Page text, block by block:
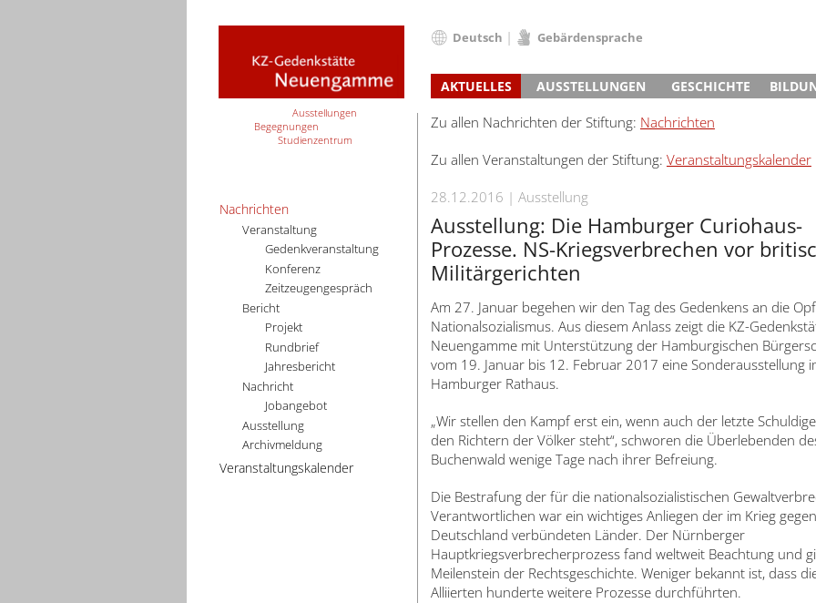
AKTUELLES
AUSSTELLUNGEN
Klinkerwerk
ehem. Walther-Werke
Gefängnismauer
Haus des Gedenkens
Sonderausstellungen
GESCHICHTE
Die
Lager-
Gedenkstätte
KZ-Außenlager
Gedenkstätten in
Längere Projekte
Vor- und
Digitale Angebote
Kooperationen
Führungen
Deutsch
English
Français
Español
Italiano
Nederlands
Português
Türkçe
Yкраїнський
Русский
עברית
العربية
日本語
Gebärdensprache
Zu allen Nachrichten der Stiftung: Nachrichten
Zu allen Veranstaltungen der Stiftung: Veranstaltungskalender
28.12.2016 Ausstellung
Ausstellung: Die Hamburger Curiohaus-
Prozesse. NS-Kriegsverbrechen vor
Militärgerichten
Am 27. Januar begehen wir den Tag des Gedenkens an die
Nationalsozialismus. Aus diesem Anlass zeigt die KZ-
Neuengamme mit Unterstützung der Hamburgischen
vom 19. Januar bis 12. Februar 2017 eine Sonderausstellung
Hamburger Rathaus.
„Wir stellen den Kampf erst ein, wenn auch der letzte
den Richtern der Völker steht“, schworen die Überlebenden
Buchenwald wenige Tage nach ihrer Befreiung.
Die Bestrafung der für die nationalsozialistischen
Verantwortlichen war ein wichtiges Anliegen der im Krieg gegen
Deutschland verbündeten Länder. Der Nürnberger
Hauptkriegsverbrecherprozess fand weltweit Beachtung und
Meilenstein der Rechtsgeschichte. Weniger bekannt ist, dass
Alliierten hunderte weitere Prozesse durchführten.
Ausstellungen
Begegnungen
Studienzentrum
Nachrichten
Veranstaltung
Gedenkveranstaltung
Konferenz
Zeitzeugengespräch
Bericht
Projekt
Rundbrief
Jahresbericht
Nachricht
Jobangebot
Ausstellung
Archivmeldung
Veranstaltungskalender